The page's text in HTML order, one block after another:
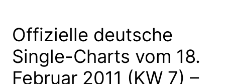
Offizielle deutsche
Single-Charts vom 18.
Februar 2011 (KW 7) –